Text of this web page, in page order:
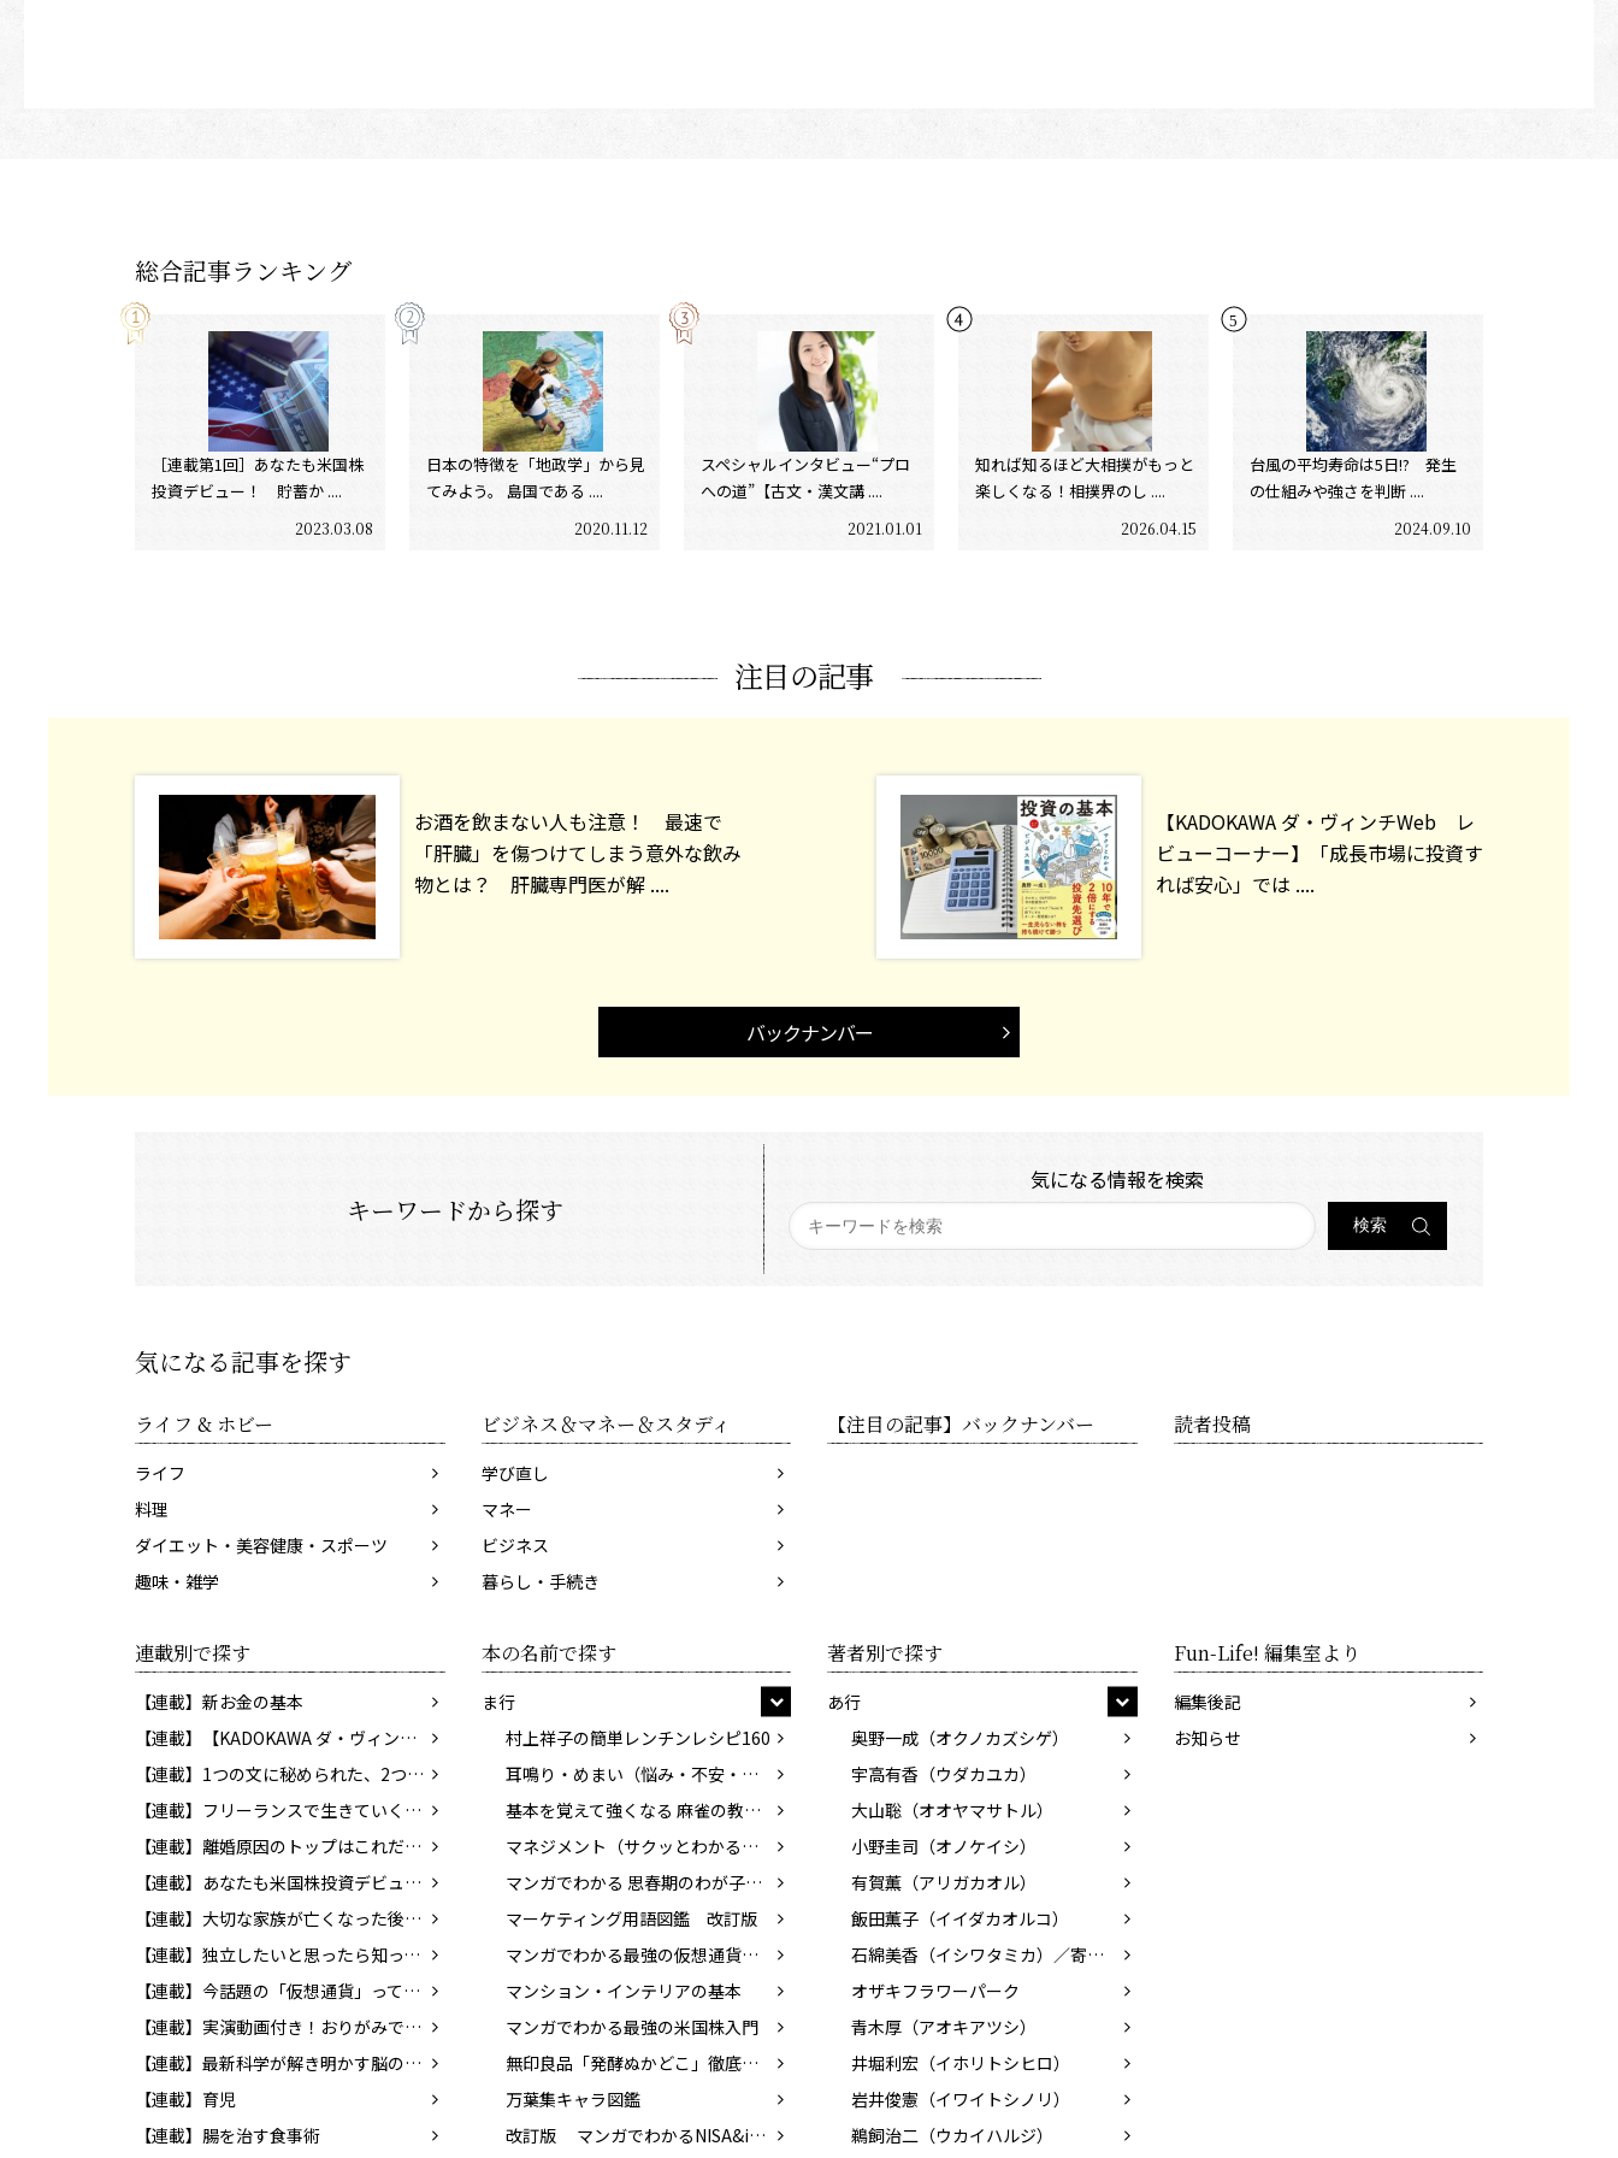
総合記事ランキング
［連載第1回］あなたも米国株
投資デビュー！ 貯蓄か ....
2023.03.08
日本の特徴を「地政学」から見
てみよう。 島国である ....
2020.11.12
スペシャルインタビュー“プロ
への道”【古文・漢文講 ....
2021.01.01
知れば知るほど大相撲がもっと
楽しくなる！相撲界のし ....
2026.04.15
台風の平均寿命は5日!? 発生
の仕組みや強さを判断 ....
2024.09.10
注目の記事
お酒を飲まない人も注意！ 最速で
「肝臓」を傷つけてしまう意外な飲み
物とは？ 肝臓専門医が解 ....
【KADOKAWA ダ・ヴィンチWeb レ
ビューコーナー】「成長市場に投資す
れば安心」では ....
バックナンバー
キーワードから探す
気になる情報を検索
気になる記事を探す
ライフ & ホビー
ライフ
料理
ダイエット・美容健康・スポーツ
趣味・雑学
ビジネス＆マネー＆スタディ
学び直し
マネー
ビジネス
暮らし・手続き
【注目の記事】バックナンバー 読者投稿
連載別で探す
【連載】新お金の基本
【連載】【KADOKAWA ダ・ヴィンチWeb】レビューコーナー
【連載】1つの文に秘められた、2つの意味。あなたはわかりますか？
【連載】フリーランスで生きていくために知っておきたいお金のこと
【連載】離婚原因のトップはこれだ！ 決断の前に考えておきたい問題とは？
【連載】あなたも米国株投資デビュー！ 貯蓄から投資の時代へ
【連載】大切な家族が亡くなった後の手続き
【連載】独立したいと思ったら知っておこう！ 個人事業の始め方
【連載】今話題の「仮想通貨」ってどんなもの？ 知っておきたいマネーの新常識
【連載】実演動画付き！おりがみで楽しく英語を覚えよう！
【連載】最新科学が解き明かす脳のふしぎ
【連載】育児
【連載】腸を治す食事術
本の名前で探す
ま行
村上祥子の簡単レンチンレシピ160
耳鳴り・めまい（悩み・不安・困った！を専門医がスッキリ解決）
基本を覚えて強くなる 麻雀の教科書
マネジメント（サクッとわかるビジネス教養）
マンガでわかる 思春期のわが子と話したい性のこと
マーケティング用語図鑑 改訂版
マンガでわかる最強の仮想通貨入門
マンション・インテリアの基本
マンガでわかる最強の米国株入門
無印良品「発酵ぬかどこ」徹底活用術
万葉集キャラ図鑑
改訂版 マンガでわかるNISA&iDeCo入門
著者別で探す
あ行
奥野一成（オクノカズシゲ）
宇高有香（ウダカユカ）
大山聡（オオヤマサトル）
小野圭司（オノケイシ）
有賀薫（アリガカオル）
飯田薫子（イイダカオルコ）
石綿美香（イシワタミカ）／寄崎まりを（ヨリサキマリヲ）
オザキフラワーパーク
青木厚（アオキアツシ）
井堀利宏（イホリトシヒロ）
岩井俊憲（イワイトシノリ）
鵜飼治二（ウカイハルジ）
Fun-Life! 編集室より
編集後記
お知らせ